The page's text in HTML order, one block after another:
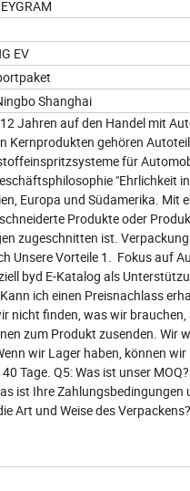
EV
Shanghai
Jahren auf den Handel mit
gehören
für
"Ehrlichkeit
Europa und Südamerika.
Produkte oder
zugeschnitten ist.
Vorteile 1. Fokus auf
byd E-Katalog als
ich einen Preisnachlass
nicht finden, was wir
zum Produkt zusenden. Wir
wir Lager haben, können
Tage. Q5: Was ist unser
ist Ihre Zahlungsbedingungen
Art und Weise des